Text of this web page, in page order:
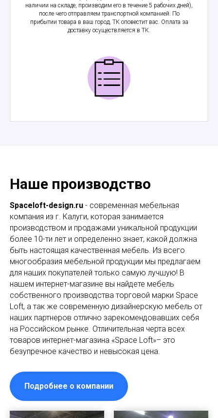
наличии на складе, производим его в течение 5 рабочих дней),
после чего отправляем транспортной компанией. По
прибытии товара в ваш город, ТК оповестит вас. Оплата за
доставку осуществляется в ТК.
Наше производство
Spaceloft-design.ru - современная мебельная
компания из г. Калуги, которая занимается
производством и продажами уникальной продукции
более 10-ти лет и определенно знает, какой должна
быть настоящая качественная мебель. Из всего
многообразия мебельной продукции мы предлагаем
для наших покупателей только самую лучшую! В
нашем интернет-магазине вы найдете мебель
собственного производства торговой марки Space
Loft, а так же современную дизайнерскую мебель от
наших партнеров отлично зарекомендовавших себя
на Российском рынке. Отличительная черта всех
товаров интернет-магазина «Space Loft»– это
безупречное качество и невысокая цена.
Подробнее о компании